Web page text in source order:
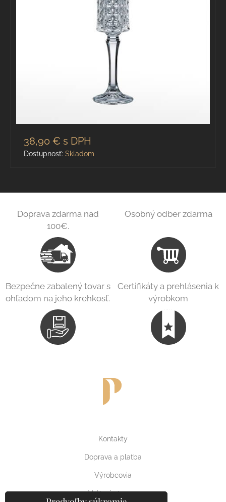
38,90 € s DPH
Dostupnosť: Skladom
Doprava zdarma nad
100€.
Osobný odber zdarma
Bezpečne zabalený tovar s
ohľadom na jeho krehkosť.
Certifikáty a prehlásenia k
výrobkom
Kontakty
Doprava a platba
Výrobcovia
Vrátenie tovaru